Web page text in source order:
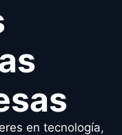
en tecnología,